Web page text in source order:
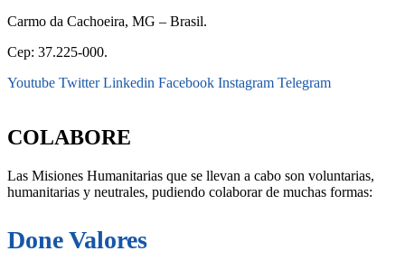
Carmo da Cachoeira, MG – Brasil.
Cep: 37.225-000.
Youtube Twitter Linkedin Facebook Instagram Telegram
COLABORE
Las Misiones Humanitarias que se llevan a cabo son voluntarias,
humanitarias y neutrales, pudiendo colaborar de muchas formas:
Done Valores